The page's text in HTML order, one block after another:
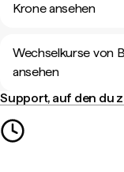
Krone ansehen
Wechselkurse von
ansehen
Support, auf den du